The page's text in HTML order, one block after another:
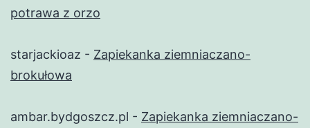
potrawa z orzo
starjackioaz - Zapiekanka ziemniaczano-
brokułowa
ambar.bydgoszcz.pl - Zapiekanka ziemniaczano-